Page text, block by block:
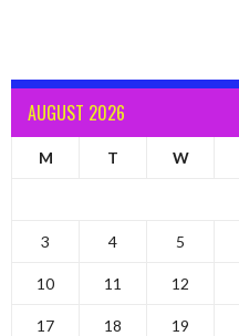
AUGUST 2026
M T W
3 4 5
10 11 12
17 18 19